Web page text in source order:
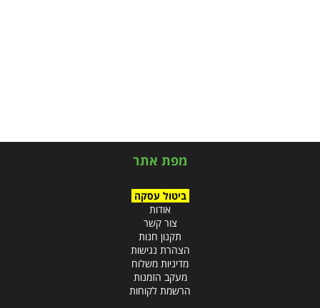
מפת אתר
ביטול עסקה
אודות
צור קשר
תקנון חנות
הצהרת נגישות
מדיניות משלוח
מעקב הזמנות
הרשמת לקוחות